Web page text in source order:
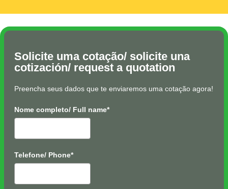
Solicite uma cotação/ solicite una
cotización/ request a quotation
Preencha seus dados que te enviaremos uma cotação agora!
Nome completo/ Full name*
Telefone/ Phone*